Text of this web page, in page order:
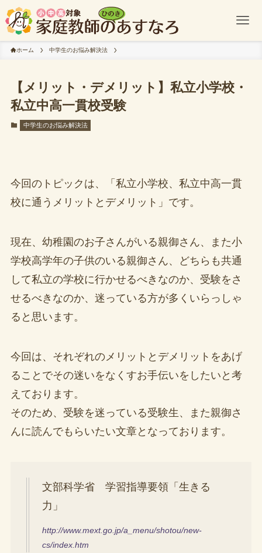
ホーム 中学生のお悩み解決法
【メリット・デメリット】私立小学校・
私立中高一貫校受験
中学生のお悩み解決法
今回のトピックは、「私立小学校、私立中高一貫
校に通うメリットとデメリット」です。
現在、幼稚園のお子さんがいる親御さん、また小
学校高学年の子供のいる親御さん、どちらも共通
して私立の学校に行かせるべきなのか、受験をさ
せるべきなのか、迷っている方が多くいらっしゃ
ると思います。
今回は、それぞれのメリットとデメリットをあげ
ることでその迷いをなくすお手伝いをしたいと考
えております。
そのため、受験を迷っている受験生、また親御さ
んに読んでもらいたい文章となっております。
文部科学省 学習指導要領「生きる
力」
http://www.mext.go.jp/a_menu/shotou/new-
cs/index.htm